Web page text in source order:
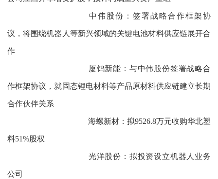
中伟股份：签署战略合作框架协
议，将围绕机器人等新兴领域的关键电池材料供应链展开合
作
厦钨新能：与中伟股份签署战略合
作框架协议，就固态锂电材料等产品原材料供应链建立长期
合作伙伴关系
海螺新材：拟9526.8万元收购华北塑
料51%股权
光洋股份：拟投资设立机器人业务
公司